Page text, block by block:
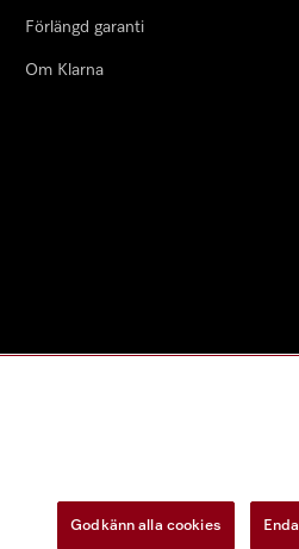
Förlängd garanti
Om Klarna
Godkänn alla cookies